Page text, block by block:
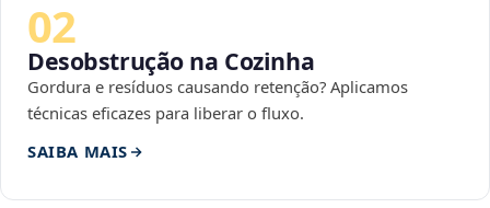
02
Desobstrução na Cozinha
Gordura e resíduos causando retenção? Aplicamos
técnicas eficazes para liberar o fluxo.
SAIBA MAIS